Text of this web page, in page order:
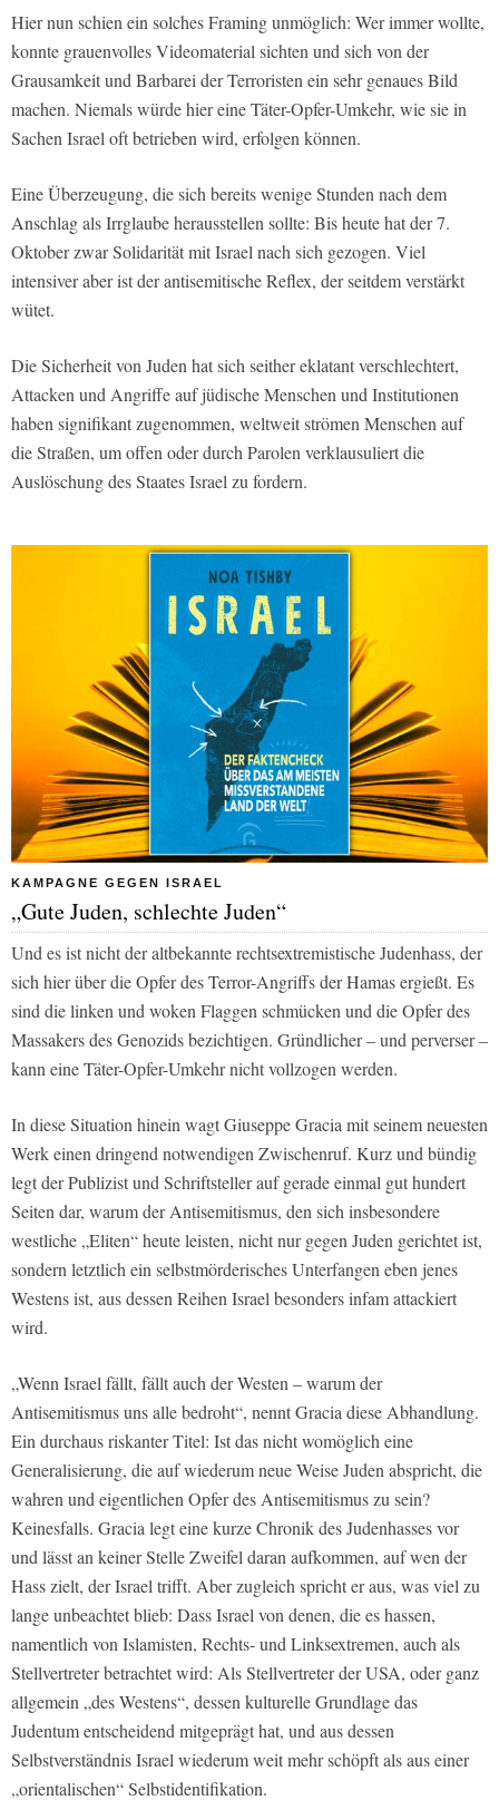
Hier nun schien ein solches Framing unmöglich: Wer immer wollte,
konnte grauenvolles Videomaterial sichten und sich von der
Grausamkeit und Barbarei der Terroristen ein sehr genaues Bild
machen. Niemals würde hier eine Täter-Opfer-Umkehr, wie sie in
Sachen Israel oft betrieben wird, erfolgen können.
Eine Überzeugung, die sich bereits wenige Stunden nach dem
Anschlag als Irrglaube herausstellen sollte: Bis heute hat der 7.
Oktober zwar Solidarität mit Israel nach sich gezogen. Viel
intensiver aber ist der antisemitische Reflex, der seitdem verstärkt
wütet.
Die Sicherheit von Juden hat sich seither eklatant verschlechtert,
Attacken und Angriffe auf jüdische Menschen und Institutionen
haben signifikant zugenommen, weltweit strömen Menschen auf
die Straßen, um offen oder durch Parolen verklausuliert die
Auslöschung des Staates Israel zu fordern.
KAMPAGNE GEGEN ISRAEL
„Gute Juden, schlechte Juden“
Und es ist nicht der altbekannte rechtsextremistische Judenhass, der
sich hier über die Opfer des Terror-Angriffs der Hamas ergießt. Es
sind die linken und woken Flaggen schmücken und die Opfer des
Massakers des Genozids bezichtigen. Gründlicher – und perverser –
kann eine Täter-Opfer-Umkehr nicht vollzogen werden.
In diese Situation hinein wagt Giuseppe Gracia mit seinem neuesten
Werk einen dringend notwendigen Zwischenruf. Kurz und bündig
legt der Publizist und Schriftsteller auf gerade einmal gut hundert
Seiten dar, warum der Antisemitismus, den sich insbesondere
westliche „Eliten“ heute leisten, nicht nur gegen Juden gerichtet ist,
sondern letztlich ein selbstmörderisches Unterfangen eben jenes
Westens ist, aus dessen Reihen Israel besonders infam attackiert
wird.
„Wenn Israel fällt, fällt auch der Westen – warum der
Antisemitismus uns alle bedroht“, nennt Gracia diese Abhandlung.
Ein durchaus riskanter Titel: Ist das nicht womöglich eine
Generalisierung, die auf wiederum neue Weise Juden abspricht, die
wahren und eigentlichen Opfer des Antisemitismus zu sein?
Keinesfalls. Gracia legt eine kurze Chronik des Judenhasses vor
und lässt an keiner Stelle Zweifel daran aufkommen, auf wen der
Hass zielt, der Israel trifft. Aber zugleich spricht er aus, was viel zu
lange unbeachtet blieb: Dass Israel von denen, die es hassen,
namentlich von Islamisten, Rechts- und Linksextremen, auch als
Stellvertreter betrachtet wird: Als Stellvertreter der USA, oder ganz
allgemein „des Westens“, dessen kulturelle Grundlage das
Judentum entscheidend mitgeprägt hat, und aus dessen
Selbstverständnis Israel wiederum weit mehr schöpft als aus einer
„orientalischen“ Selbstidentifikation.